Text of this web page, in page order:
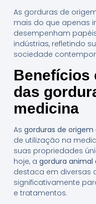
As gorduras de
mais do que apenas
desempenham
indústrias, refletindo
sociedade
Benefícios
das
medicina
As gorduras de origem
de utilização na
suas propriedades
hoje, a gordura
destaca em diversas
significativamente
e tratamentos.